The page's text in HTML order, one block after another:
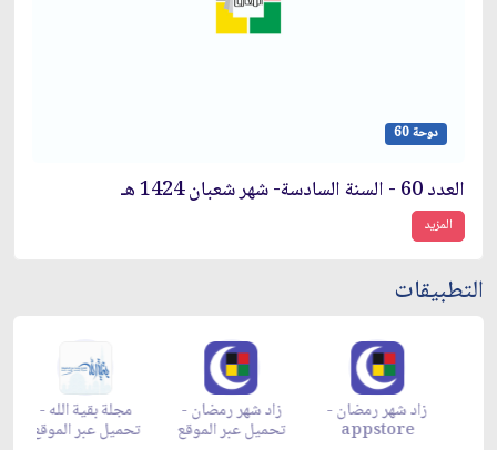
دوحة 60
العدد 60 - السنة السادسة- شهر شعبان 1424 هـ
المزيد
التطبيقات
زاد شهر رمضان -
تحميل عبر الموقع
زاد شهر رمضان -
appstore
زاد شهر رمضان -
appgallery